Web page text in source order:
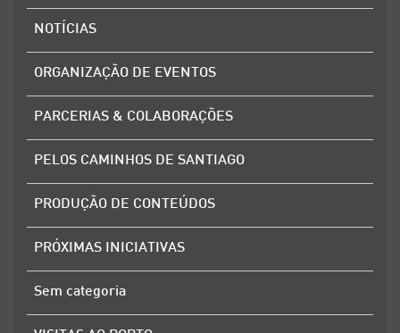
NOTÍCIAS
ORGANIZAÇÃO DE EVENTOS
PARCERIAS & COLABORAÇÕES
PELOS CAMINHOS DE SANTIAGO
PRODUÇÃO DE CONTEÚDOS
PRÓXIMAS INICIATIVAS
Sem categoria